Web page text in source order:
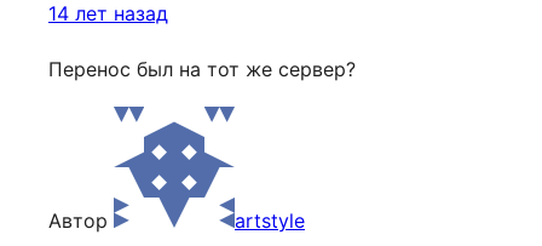
14 лет назад
Перенос был на тот же сервер?
Автор artstyle